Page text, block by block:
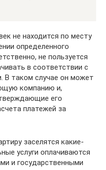
не находится по месту
определенного
не пользуется
в соответствии с
В таком случае он может
компанию и,
его
платежей за
заселятся какие-
услуги оплачиваются
и государственными